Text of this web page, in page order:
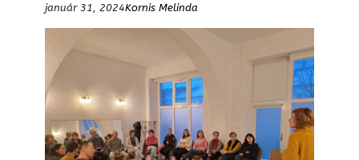
január 31, 2024Kornis Melinda